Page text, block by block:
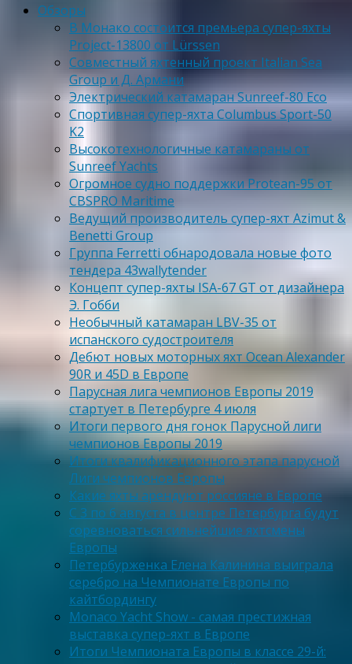
Обзоры
В Монако состоится премьера супер-яхты
Project-13800 от Lürssen
Совместный яхтенный проект Italian Sea
Group и Д. Армани
Электрический катамаран Sunreef-80 Eco
Спортивная супер-яхта Columbus Sport-50
K2
Высокотехнологичные катамараны от
Sunreef Yachts
Огромное судно поддержки Protean-95 от
CBSPRO Maritime
Ведущий производитель супер-яхт Azimut &
Benetti Group
Группа Ferretti обнародовала новые фото
тендера 43wallytender
Концепт супер-яхты ISA-67 GT от дизайнера
Э. Гобби
Необычный катамаран LBV-35 от
испанского судостроителя
Дебют новых моторных яхт Ocean Alexander
90R и 45D в Европе
Парусная лига чемпионов Европы 2019
стартует в Петербурге 4 июля
Итоги первого дня гонок Парусной лиги
чемпионов Европы 2019
Итоги квалификационного этапа парусной
Лиги чемпионов Европы
Какие яхты арендуют россияне в Европе
С 3 по 6 августа в центре Петербурга будут
соревноваться сильнейшие яхтсмены
Европы
Петербурженка Елена Калинина выиграла
серебро на Чемпионате Европы по
кайтбордингу
Monaco Yacht Show - самая престижная
выставка супер-яхт в Европе
Итоги Чемпионата Европы в классе 29-й: